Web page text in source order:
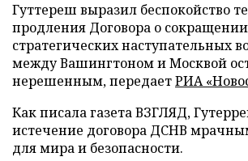
Гуттереш выразил беспокойство
продления Договора о сокращении
стратегических наступательных
между Вашингтоном и Москвой
нерешенным, передаетРИА
Как писала газета ВЗГЛЯД,
истечение договора ДСНВ
для мира и безопасности.